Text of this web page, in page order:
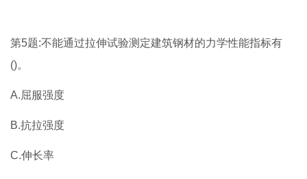
第5题:不能通过拉伸试验测定建筑钢材的力学性能指标有
()。
A.屈服强度
B.抗拉强度
C.伸长率